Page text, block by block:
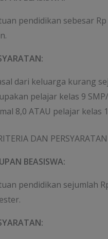
pendidikan sebesar
dari keluarga kurang
pelajar kelas 9
8,0 ATAU pelajar kelas
DAN
BEASISWA:
pendidikan sejumlah